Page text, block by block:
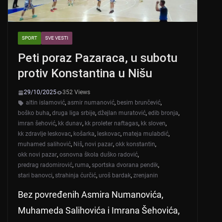
SPORT SVE VESTI
Peti poraz Pazaraca, u subotu
protiv Konstantina u Nišu
29/10/2025
352 Views
altin islamović, asmir numanović, besim brunčević,
boško buha, druga liga srbije, džejlan muratović, edib bronja,
imran šehović, kk dunav, kk proleter naftagas, kk sloven,
kk zdravlje leskovac, košarka, leskovac, mateja mulabdić,
muhamed salihović, Niš, novi pazar, okk konstantin,
okk novi pazar, osnovna škola duško radović,
predrag radomirović, ruma, sportska dvorana pendik,
stari banovci, strahinja ćurčić, uroš bardak, zrenjanin
Bez povređenih Asmira Numanovića,
Muhameda Salihovića i Imrana Šehovića,